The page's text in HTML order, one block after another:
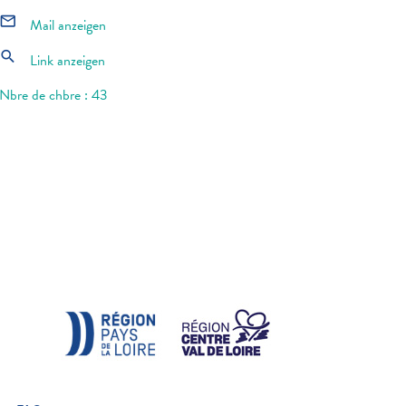
mail_outline Mail anzeigen
search
Link anzeigen
Nbre de chbre : 43